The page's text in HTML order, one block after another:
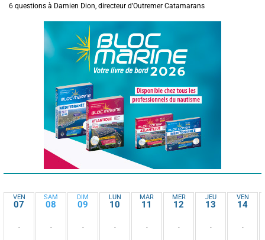
6 questions à Damien Dion, directeur d’Outremer Catamarans
VEN
07
-
SAM
08
-
DIM
09
-
LUN
10
-
MAR
11
-
MER
12
-
JEU
13
-
VEN
14
-